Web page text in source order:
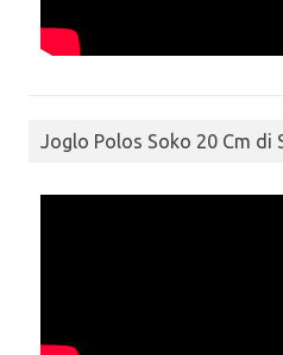
Joglo Polos Soko 20 Cm di